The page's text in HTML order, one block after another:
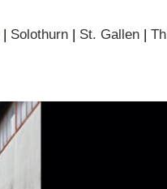
| Solothurn | St. Gallen |